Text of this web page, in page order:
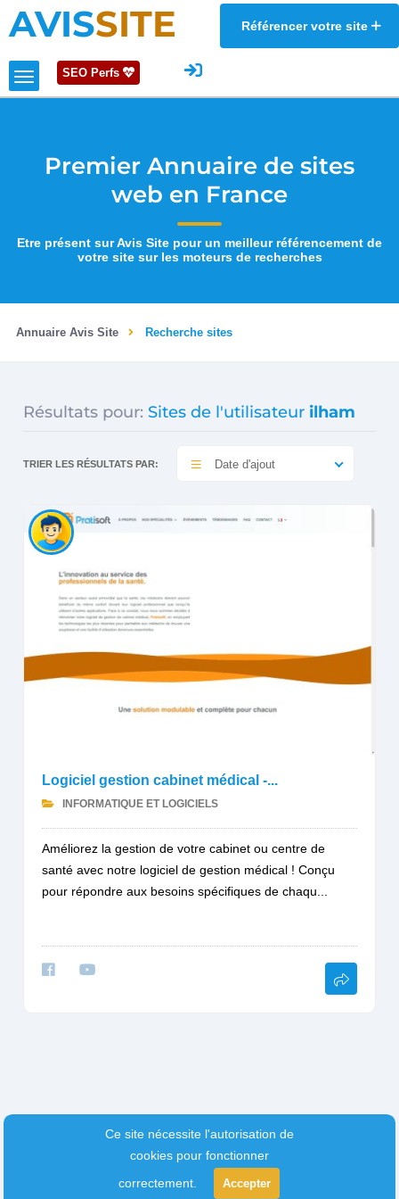
AVISSITE Référencer votre site
SEO Perfs
Premier Annuaire de sites
web en France
Etre présent sur Avis Site pour un meilleur référencement de
votre site sur les moteurs de recherches
Annuaire Avis Site Recherche sites
Résultats pour: Sites de l'utilisateur ilham
TRIER LES RÉSULTATS PAR: Date d'ajout
Logiciel gestion cabinet médical -...
INFORMATIQUE ET LOGICIELS
Améliorez la gestion de votre cabinet ou centre de
santé avec notre logiciel de gestion médical ! Conçu
pour répondre aux besoins spécifiques de chaqu...
Ce site nécessite l'autorisation de
cookies pour fonctionner
correctement.
Accepter